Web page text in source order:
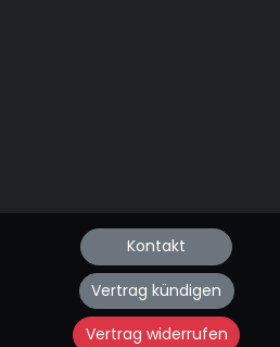
Kontakt
Vertrag kündigen
Vertrag widerrufen